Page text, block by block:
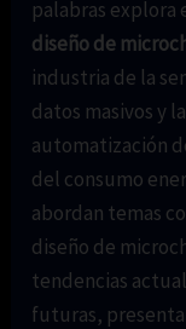
palabras explora
diseño de
industria de la
datos masivos y
automatización
del consumo
abordan temas
diseño de
tendencias
futuras,